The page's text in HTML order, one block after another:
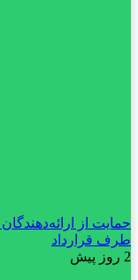
حمایت از
طرف قرارداد
2 روز پیش